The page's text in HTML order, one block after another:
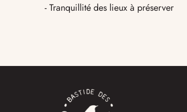
- Tranquillité des lieux à préserver